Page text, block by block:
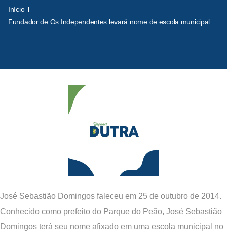
Início
Fundador de Os Independentes levará nome de escola municipal
José Sebastião Domingos faleceu em 25 de outubro de 2014.
Conhecido como prefeito do Parque do Peão, José Sebastião
Domingos terá seu nome afixado em uma escola municipal no